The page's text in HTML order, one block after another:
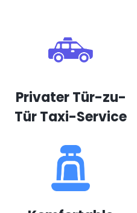
Privater Tür-zu-
Tür Taxi-Service